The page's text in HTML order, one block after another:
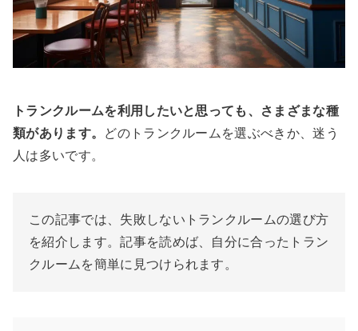
トランクルームを利用したいと思っても、さまざまな種
類があります。
どのトランクルームを選ぶべきか、迷う
人は多いです。
この記事では、失敗しないトランクルームの選び方
を紹介します。記事を読めば、自分に合ったトラン
クルームを簡単に見つけられます。